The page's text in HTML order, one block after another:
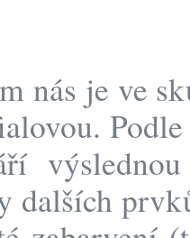
nás je ve
dalších